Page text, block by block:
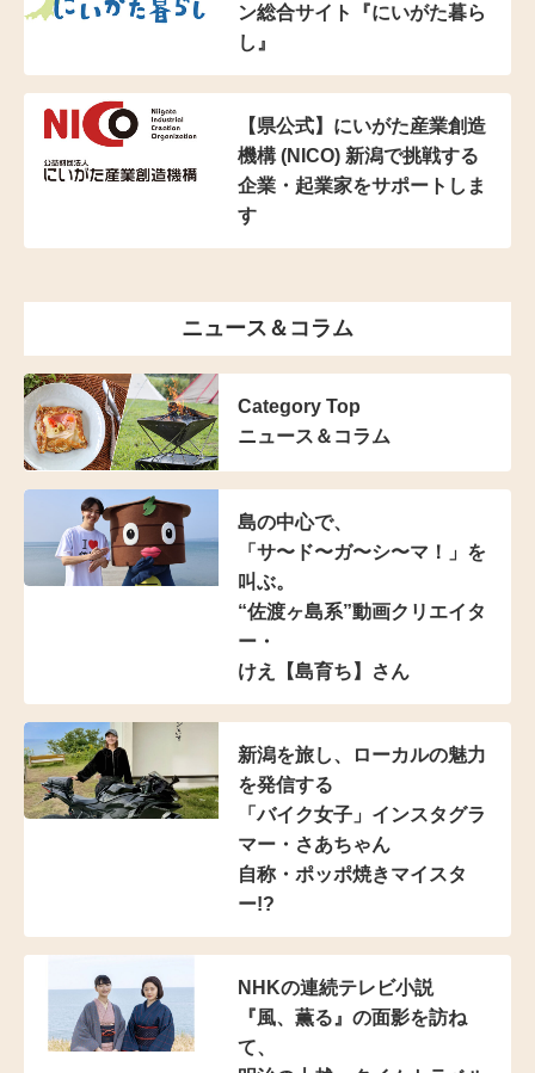
ン総合サイト『にいがた暮ら
し』
【県公式】にいがた産業創造
機構 (NICO) 新潟で挑戦する
企業・起業家をサポートしま
す
ニュース＆コラム
Category Top
ニュース＆コラム
島の中心で、
「サ〜ド〜ガ〜シ〜マ！」を
叫ぶ。
“佐渡ヶ島系”動画クリエイタ
ー・
けえ【島育ち】さん
新潟を旅し、
ローカルの魅力
を発信する
「バイク女子」インスタグラ
マー ・さあちゃん
自称・ポッポ焼きマイスタ
ー!?
NHKの連続テレビ小説
『風、薫る』の面影を訪ね
て、